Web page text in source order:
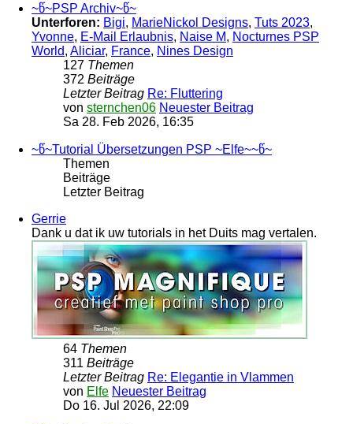
~წ~PSP Archiv~წ~
Unterforen: Bigi, MarieNickol Designs, Tuts 2023,
Yvonne, E-Mail Erlaubnis, Naise M, Nocturnes PSP
World, Aliciar, France, Nines Design
127 Themen
372 Beiträge
Letzter Beitrag Re: Fluttering
von sternchen06 Neuester Beitrag
Sa 28. Feb 2026, 16:35
~წ~Tutorial Übersetzungen PSP ~Elfe~~წ~
Themen
Beiträge
Letzter Beitrag
Gerrie
Dank u dat ik uw tutorials in het Duits mag vertalen.
64 Themen
311 Beiträge
Letzter Beitrag Re: Elegantie in Vlammen
von Elfe Neuester Beitrag
Do 16. Jul 2026, 22:09